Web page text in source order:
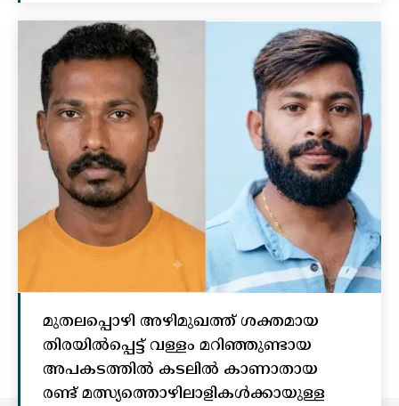
മുതലപ്പൊഴി അഴിമുഖത്ത് ശക്തമായ
തിരയിൽപ്പെട്ട് വള്ളം മറിഞ്ഞുണ്ടായ
അപകടത്തിൽ കടലിൽ കാണാതായ
രണ്ട് മത്സ്യത്തൊഴിലാളികൾക്കായുള്ള